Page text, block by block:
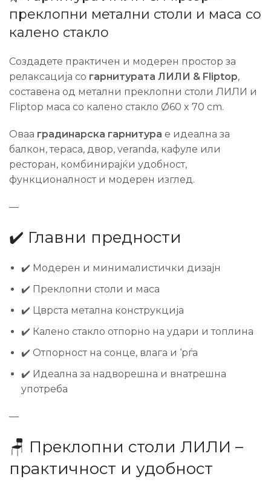
преклопни метални столи и маса со
калено стакло
Создадете практичен и модерен простор за
релаксација со гарнитурата ЛИЛИ & Fliptop,
составена од метални преклопни столи ЛИЛИ и
Fliptop маса со калено стакло Ø60 x 70 cm.
Оваа градинарска гарнитура е идеална за
балкон, тераса, двор, veranda, кафуле или
ресторан, комбинирајќи удобност,
функционалност и модерен изглед.
—
✔️ Главни предности
✔️ Модерен и минималистички дизајн
✔️ Преклопни столи и маса
✔️ Цврста метална конструкција
✔️ Калено стакло отпорно на удари и топлина
✔️ Отпорност на сонце, влага и ‘рѓа
✔️ Идеална за надворешна и внатрешна
употреба
—
🪑 Преклопни столи ЛИЛИ –
практичност и удобност